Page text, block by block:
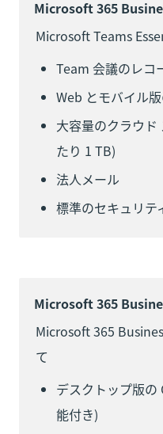
Microsoft 365
Microsoft Teams
Team 会議のレコ
Web とモバイル
大容量のクラウド
たり 1 TB)
法人メール
標準のセキュリテ
Microsoft 365
Microsoft 365
て
デスクトップ版
能付き)